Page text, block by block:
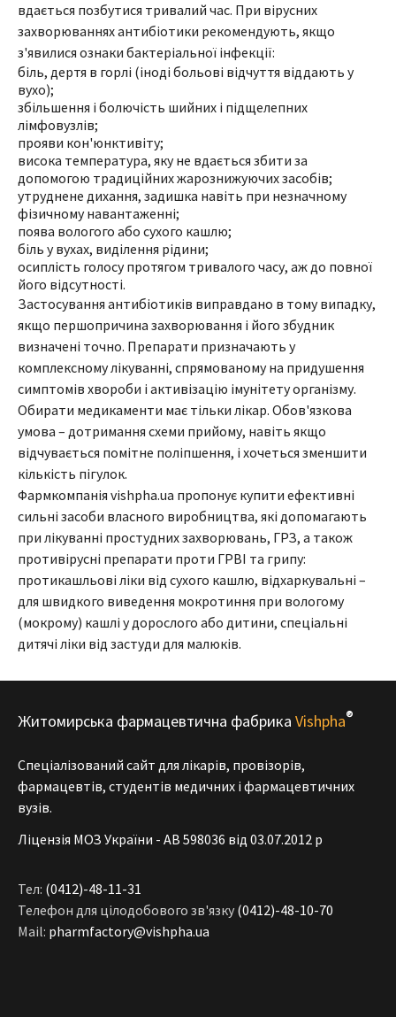
вдається позбутися тривалий час. При вірусних
захворюваннях антибіотики рекомендують, якщо
з'явилися ознаки бактеріальної інфекції:
біль, дертя в горлі (іноді больові відчуття віддають у
вухо);
збільшення і болючість шийних і підщелепних
лімфовузлів;
прояви кон'юнктивіту;
висока температура, яку не вдається збити за
допомогою традиційних жарознижуючих засобів;
утруднене дихання, задишка навіть при незначному
фізичному навантаженні;
поява вологого або сухого кашлю;
біль у вухах, виділення рідини;
осиплість голосу протягом тривалого часу, аж до повної
його відсутності.
Застосування антибіотиків виправдано в тому випадку,
якщо першопричина захворювання і його збудник
визначені точно. Препарати призначають у
комплексному лікуванні, спрямованому на придушення
симптомів хвороби і активізацію імунітету організму.
Обирати медикаменти має тільки лікар. Обов'язкова
умова – дотримання схеми прийому, навіть якщо
відчувається помітне поліпшення, і хочеться зменшити
кількість пігулок.
Фармкомпанія vishpha.ua пропонує купити ефективні
сильні засоби власного виробництва, які допомагають
при лікуванні простудних захворювань, ГРЗ, а також
противірусні препарати проти ГРВІ та грипу:
протикашльові ліки від сухого кашлю, відхаркувальні –
для швидкого виведення мокротиння при вологому
(мокрому) кашлі у дорослого або дитини, спеціальні
дитячі ліки від застуди для малюків.
Житомирська фармацевтична фабрика Vishpha®
Спеціалізований сайт для лікарів, провізорів,
фармацевтів, студентів медичних і фармацевтичних
вузів.
Ліцензія МОЗ України - АВ 598036 від 03.07.2012 р
Тел: (0412)-48-11-31
Телефон для цілодобового зв'язку (0412)-48-10-70
Mail: pharmfactory@vishpha.ua